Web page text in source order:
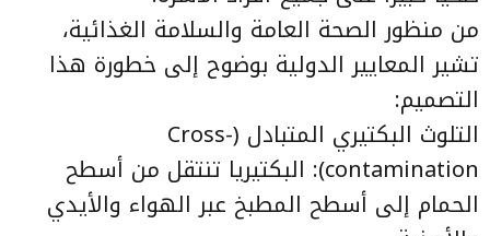
من منظور الصحة العامة والسلامة الغذائية،
تشير المعايير الدولية بوضوح إلى خطورة هذا
التصميم:
التلوث البكتيري المتبادل (Cross-
contamination): البكتيريا تنتقل من أسطح
الحمام إلى أسطح المطبخ عبر الهواء والأيدي